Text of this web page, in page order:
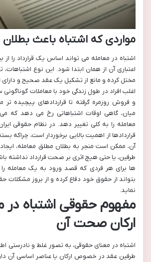
مواردی که اشتباه باعث
اشتباه در معامله می تواند اساس یک قرارداد را از
اعتباری آن از همان ابتدا شود. این نوع اشتباهات،
مختل کرده و مانع از تشکیل یک عقد صحیح و
اغلب افراد در طول زندگی خود با معاملات گوناگونی
و فروش روزمره گرفته تا قراردادهای پیچیده تر
میان، گاهی اوقات اشتباهاتی رخ می دهد که
معامله را به کلی تغییر دهد. در نظام حقوقی
قراردادها از اهمیت بالایی برخوردار است، چراکه
آن، ممکن است منجر به بطلان مطلق معامله،
طرفین، یا حتی هیچ اثری بر صحت قرارداد نداشته
ها برای هر فردی که قصد ورود به یک معامله را
بتواند از حقوق خود دفاع کرده و از بروز مشکلات
نماید.
مفهوم حقوقی اشتباه در
ارکان صحت آن
اشتباه در معنای حقوقی، به تصور غلط و نادرستی
طرفین عقد در خصوص ارکان یا عناصر اساسی آن